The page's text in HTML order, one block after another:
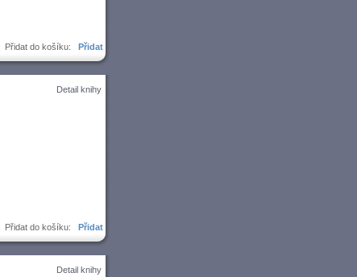
Přidat do košíku:
Detail knihy
Přidat do košíku:
Detail knihy